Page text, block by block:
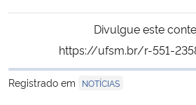
Banco Central do Brasil
Divulgue este
https://ufsm.br/r-551-
Registrado em
NOTÍCIAS